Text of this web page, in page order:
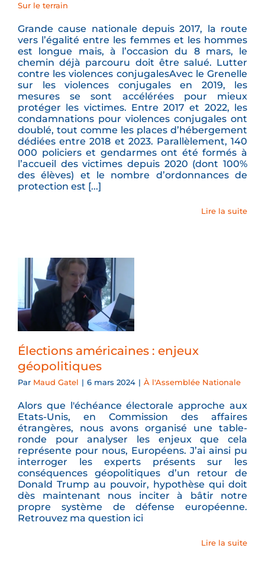
Sur le terrain
Grande cause nationale depuis 2017, la route
vers l’égalité entre les femmes et les hommes
est longue mais, à l’occasion du 8 mars, le
chemin déjà parcouru doit être salué. Lutter
contre les violences conjugalesAvec le Grenelle
sur les violences conjugales en 2019, les
mesures se sont accélérées pour mieux
protéger les victimes. Entre 2017 et 2022, les
condamnations pour violences conjugales ont
doublé, tout comme les places d’hébergement
dédiées entre 2018 et 2023. Parallèlement, 140
000 policiers et gendarmes ont été formés à
l’accueil des victimes depuis 2020 (dont 100%
des élèves) et le nombre d’ordonnances de
protection est [...]
Lire la suite
Élections américaines : enjeux
géopolitiques
Par Maud Gatel | 6 mars 2024 | À l'Assemblée Nationale
Alors que l'échéance électorale approche aux
Etats-Unis, en Commission des affaires
étrangères, nous avons organisé une table-
ronde pour analyser les enjeux que cela
représente pour nous, Européens. J’ai ainsi pu
interroger les experts présents sur les
conséquences géopolitiques d’un retour de
Donald Trump au pouvoir, hypothèse qui doit
dès maintenant nous inciter à bâtir notre
propre système de défense européenne.
Retrouvez ma question ici
Lire la suite